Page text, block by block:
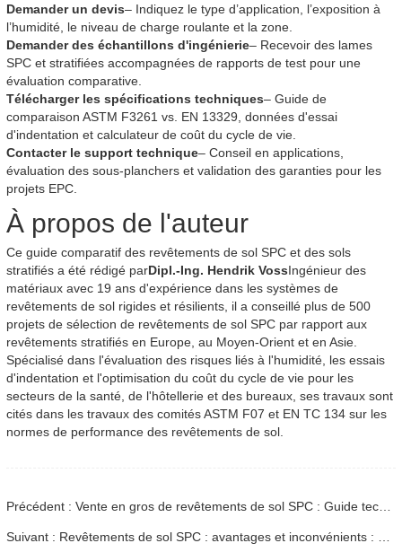
Demander un devis– Indiquez le type d’application, l’exposition à
l’humidité, le niveau de charge roulante et la zone.
Demander des échantillons d'ingénierie– Recevoir des lames
SPC et stratifiées accompagnées de rapports de test pour une
évaluation comparative.
Télécharger les spécifications techniques– Guide de
comparaison ASTM F3261 vs. EN 13329, données d'essai
d'indentation et calculateur de coût du cycle de vie.
Contacter le support technique– Conseil en applications,
évaluation des sous-planchers et validation des garanties pour les
projets EPC.
À propos de l'auteur
Ce guide comparatif des revêtements de sol SPC et des sols
stratifiés a été rédigé parDipl.-Ing. Hendrik VossIngénieur des
matériaux avec 19 ans d'expérience dans les systèmes de
revêtements de sol rigides et résilients, il a conseillé plus de 500
projets de sélection de revêtements de sol SPC par rapport aux
revêtements stratifiés en Europe, au Moyen-Orient et en Asie.
Spécialisé dans l'évaluation des risques liés à l'humidité, les essais
d'indentation et l'optimisation du coût du cycle de vie pour les
secteurs de la santé, de l'hôtellerie et des bureaux, ses travaux sont
cités dans les travaux des comités ASTM F07 et EN TC 134 sur les
normes de performance des revêtements de sol.